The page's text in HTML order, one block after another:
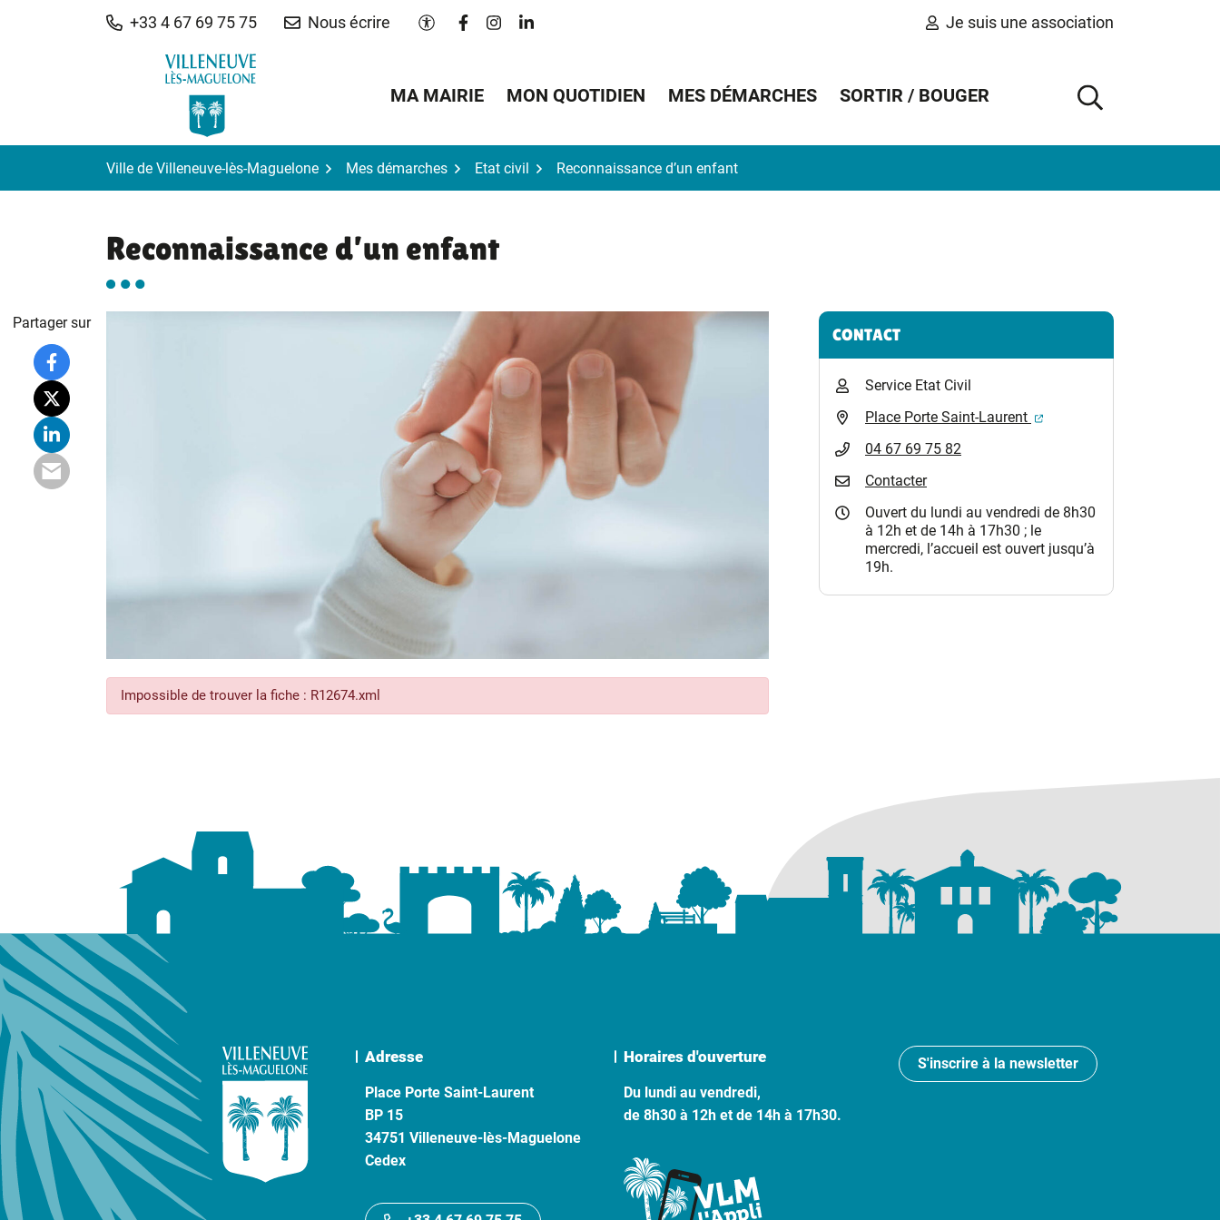
+33 4 67 69 75 75 Nous écrire Paramètres d'accessibilité
Lien vers le compte Facebook
Lien vers le compte Instagram
Lien vers le compte Linkedin Je suis une association
MA MAIRIE MON QUOTIDIEN MES DÉMARCHES SORTIR / BOUGER
AFFICHER
Ville de Villeneuve-lès-Maguelone Mes démarches Etat civil Reconnaissance d’un enfant
Reconnaissance d’un enfant
Impossible de trouver la fiche : R12674.xml
Partager sur Informations complémentaires
CONTACT
Service Etat Civil
Place Porte Saint-Laurent
(ouverture dans un nouvel
04 67 69 75 82
Contacter
Ouvert du lundi au vendredi de 8h30
à 12h et de 14h à 17h30 ; le
mercredi, l’accueil est ouvert jusqu’à
19h.
Adresse
Place Porte Saint-Laurent
BP 15
34751 Villeneuve-lès-Maguelone
Cedex
Horaires d'ouverture
Du lundi au vendredi,
de 8h30 à 12h et de 14h à 17h30.
S'inscrire à la newsletter